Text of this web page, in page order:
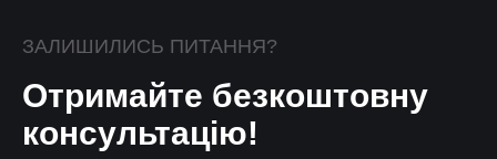
ЗАЛИШИЛИСЬ ПИТАННЯ?
Отримайте безкоштовну
консультацію!